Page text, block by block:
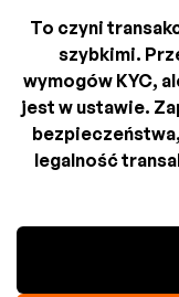
To czyni
szybkimi.
wymogów KYC,
jest w ustawie.
legalność